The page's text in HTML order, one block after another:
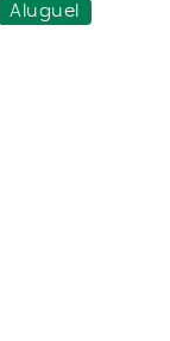
Aluguel